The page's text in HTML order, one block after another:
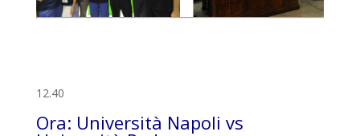
12.40
Ora: Università Napoli vs